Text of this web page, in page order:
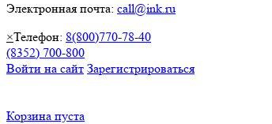
Электронная почта: call@ink.ru
×Телефон: 8(800)770-78-40
(8352) 700-800
Войти на сайт Зарегистрироваться
Корзина пуста